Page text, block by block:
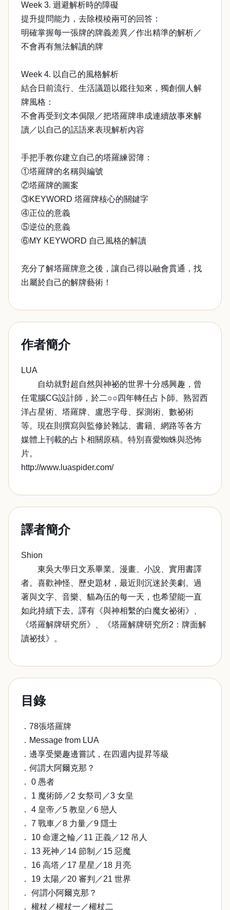
Week 3. 迴避解析時的障礙
提升提問能力，去除模稜兩可的回答：
明確掌握每一張牌的牌義差異／作出精準的解析／
不會再有無法解讀的牌
Week 4. 以自己的風格解析
結合日前流行、生活議題以鑑往知來，獨創個人解
牌風格：
不會再受到文本侷限／把塔羅牌串成連續故事來解
讀／以自己的話語來表現解析內容
手把手教你建立自己的塔羅練習簿：
①塔羅牌的名稱與編號
②塔羅牌的圖案
③KEYWORD 塔羅牌核心的關鍵字
④正位的意義
⑤逆位的意義
⑥MY KEYWORD 自己風格的解讀
充分了解塔羅牌意之後，讓自己得以融會貫通，找
出屬於自己的解牌藝術！
作者簡介
LUA
自幼就對超自然與神祕的世界十分感興趣，曾
任電腦CG設計師，於二○○四年轉任占卜師。熟習西
洋占星術、塔羅牌、盧恩字母、探測術、數祕術
等。現在則撰寫與監修於雜誌、書籍、網路等各方
媒體上刊載的占卜相關原稿。特別喜愛蜘蛛與恐怖
片。
http://www.luaspider.com/
譯者簡介
Shion
東吳大學日文系畢業。漫畫、小說、實用書譯
者。喜歡神怪、歷史題材，最近則沉迷於美劇。過
著與文字、音樂、貓為伍的每一天，也希望能一直
如此持續下去。譯有《與神相繫的白魔女祕術》、
《塔羅解牌研究所》、《塔羅解牌研究所2：牌面解
讀祕技》。
目錄
．78張塔羅牌
．Message from LUA
．邊享受樂趣邊嘗試，在四週內提昇等級
．何謂大阿爾克那？
． 0 愚者
． 1 魔術師／2 女祭司／3 女皇
． 4 皇帝／5 教皇／6 戀人
． 7 戰車／8 力量／9 隱士
． 10 命運之輪／11 正義／12 吊人
． 13 死神／14 節制／15 惡魔
． 16 高塔／17 星星／18 月亮
． 19 太陽／20 審判／21 世界
． 何謂小阿爾克那？
． 權杖／權杖一／權杖二